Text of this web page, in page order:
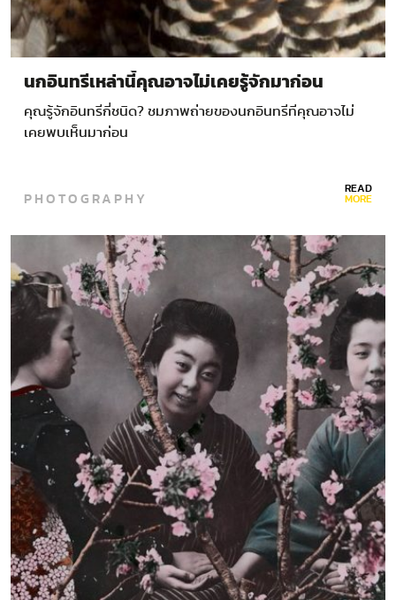
นกอินทรีเหล่านี้คุณอาจไม่เคยรู้จักมาก่อน
คุณรู้จักอินทรีกี่ชนิด? ชมภาพถ่ายของนกอินทรีทีคุณอาจไม่
เคยพบเห็นมาก่อน
PHOTOGRAPHY READ
MORE